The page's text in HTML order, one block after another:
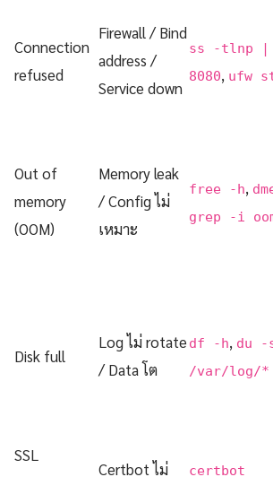
Connection
refused
Firewall / Bind
address /
Service down
ss -tlnp |
8080, ufw
Out of
memory
(OOM)
Memory leak
/ Config ไม่
เหมาะ
free -h,
grep -i
Disk full
Log ไม่ rotate
/ Data โต
df -h, du -
/var/log/*
SSL
Certbot ไม่
certbot